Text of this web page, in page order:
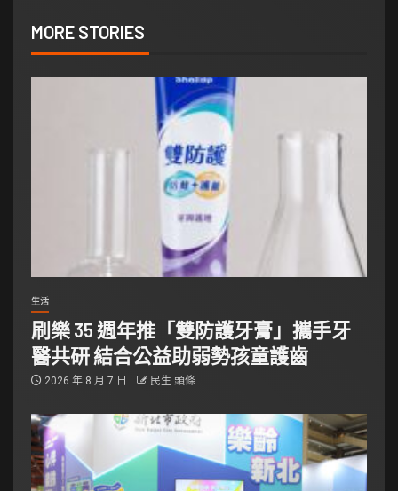
MORE STORIES
生活
刷樂 35 週年推「雙防護牙膏」攜手牙
醫共研 結合公益助弱勢孩童護齒
2026 年 8 月 7 日 民生 頭條